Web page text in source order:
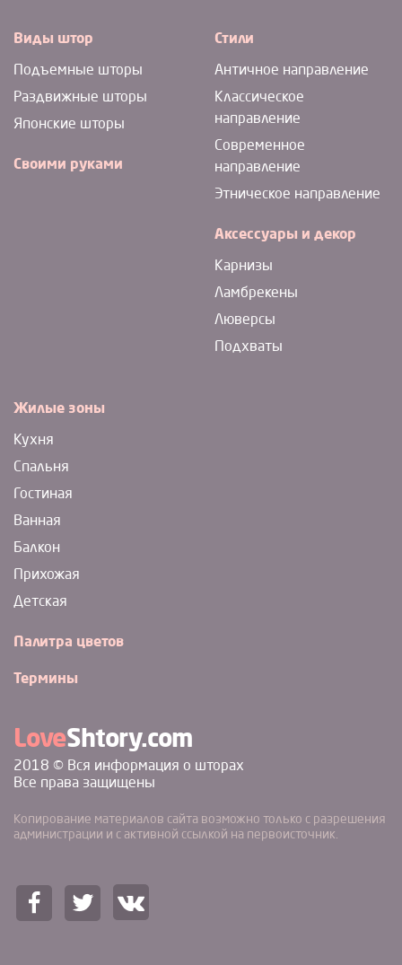
Виды штор
Подъемные шторы
Раздвижные шторы
Японские шторы
Своими руками
Стили
Античное направление
Классическое
направление
Современное
направление
Этническое направление
Аксессуары и декор
Карнизы
Ламбрекены
Люверсы
Подхваты
Жилые зоны
Кухня
Спальня
Гостиная
Ванная
Балкон
Прихожая
Детская
Палитра цветов
Термины
LoveShtory.com
2018 © Вся информация о шторах
Все права защищены
Копирование материалов сайта возможно только с разрешения
администрации и с активной ссылкой на первоисточник.